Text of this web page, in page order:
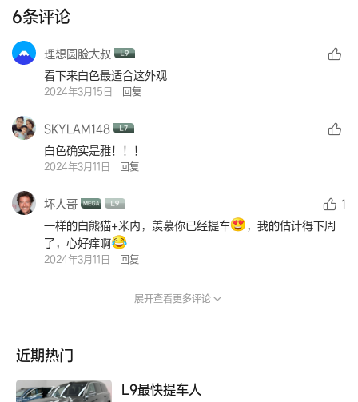
6条评论
理想圆脸大叔
看下来白色最适合这外观
2024年3月15日 回复
SKYLAM148
白色确实是雅！！！
2024年3月11日 回复
坏人哥
1
一样的白熊猫+米内，羡慕你已经提车
，我的估计得下周
了，心好痒啊
2024年3月11日 回复
展开查看更多评论
近期热门
L9最快提车人